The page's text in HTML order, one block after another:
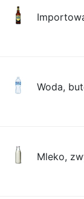
Woda,
Mleko,